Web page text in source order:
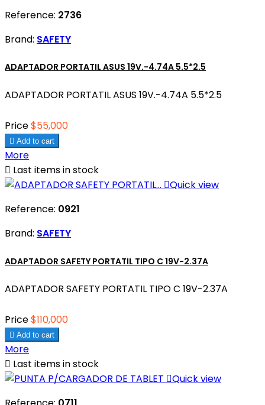
Reference: 2736
Brand: SAFETY
ADAPTADOR PORTATIL ASUS 19V.-4.74A 5.5*2.5
ADAPTADOR PORTATIL ASUS 19V.-4.74A 5.5*2.5
Price$55,000
 Add to cart
More
 Last items in stock
Quick view
Reference: 0921
Brand: SAFETY
ADAPTADOR SAFETY PORTATIL TIPO C 19V-2.37A
ADAPTADOR SAFETY PORTATIL TIPO C 19V-2.37A
Price$110,000
 Add to cart
More
 Last items in stock
Quick view